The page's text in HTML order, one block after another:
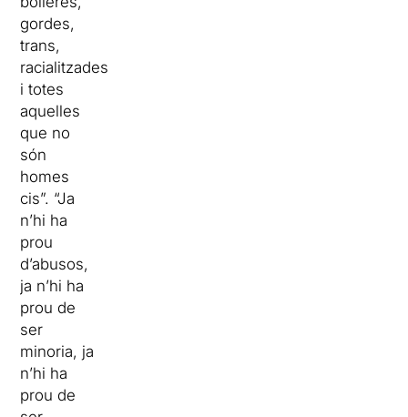
gordes,
trans,
racialitzades
i totes
aquelles
que no
són
homes
cis”. “Ja
n’hi ha
prou
d’abusos,
ja n’hi ha
prou de
ser
minoria, ja
n’hi ha
prou de